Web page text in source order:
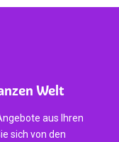
Welt
aus Ihren
sich von den